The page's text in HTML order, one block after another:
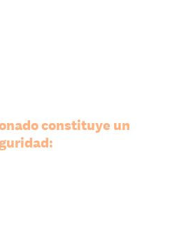
constituye un